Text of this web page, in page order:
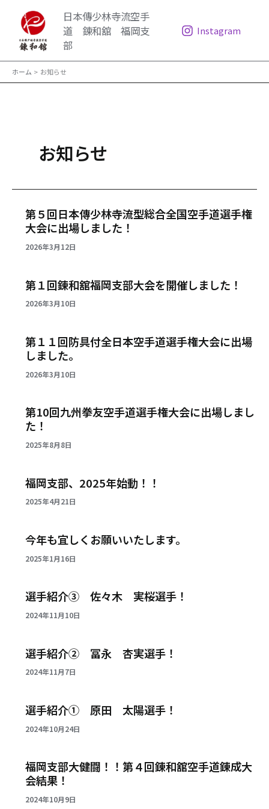
ッ
日本傳少林寺流空手
道 錬和舘 福岡支
部
Instagram
ホーム お知らせ
お知らせ
第５回日本傳少林寺流型総合全国空手道選手権
大会に出場しました！
2026年3月12日
第１回錬和舘福岡支部大会を開催しました！
2026年3月10日
第１１回防具付全日本空手道選手権大会に出場
しました。
2026年3月10日
第10回九州拳友空手道選手権大会に出場しまし
た！
2025年8月8日
福岡支部、2025年始動！！
2025年4月21日
今年も宜しくお願いいたします。
2025年1月16日
選手紹介③ 佐々木 実桜選手！
2024年11月10日
選手紹介② 冨永 杏実選手！
2024年11月7日
選手紹介① 原田 太陽選手！
2024年10月24日
福岡支部大健闘！！第４回錬和舘空手道錬成大
会結果！
2024年10月9日